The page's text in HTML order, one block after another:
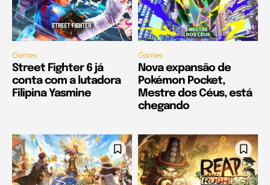
Games
Street Fighter 6 já
conta com a lutadora
Filipina Yasmine
Games
Nova expansão de
Pokémon Pocket,
Mestre dos Céus, está
chegando